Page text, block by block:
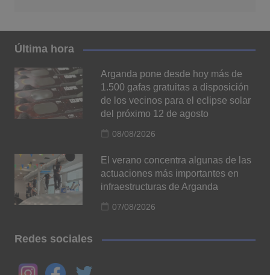
Última hora
Arganda pone desde hoy más de
1.500 gafas gratuitas a disposición
de los vecinos para el eclipse solar
del próximo 12 de agosto
08/08/2026
El verano concentra algunas de las
actuaciones más importantes en
infraestructuras de Arganda
07/08/2026
Redes sociales